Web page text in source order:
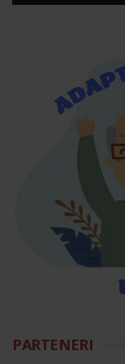
PARTENERI